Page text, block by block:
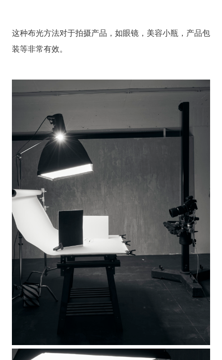
这种布光方法对于拍摄产品，如眼镜，美容小瓶，产品包
装等非常有效。